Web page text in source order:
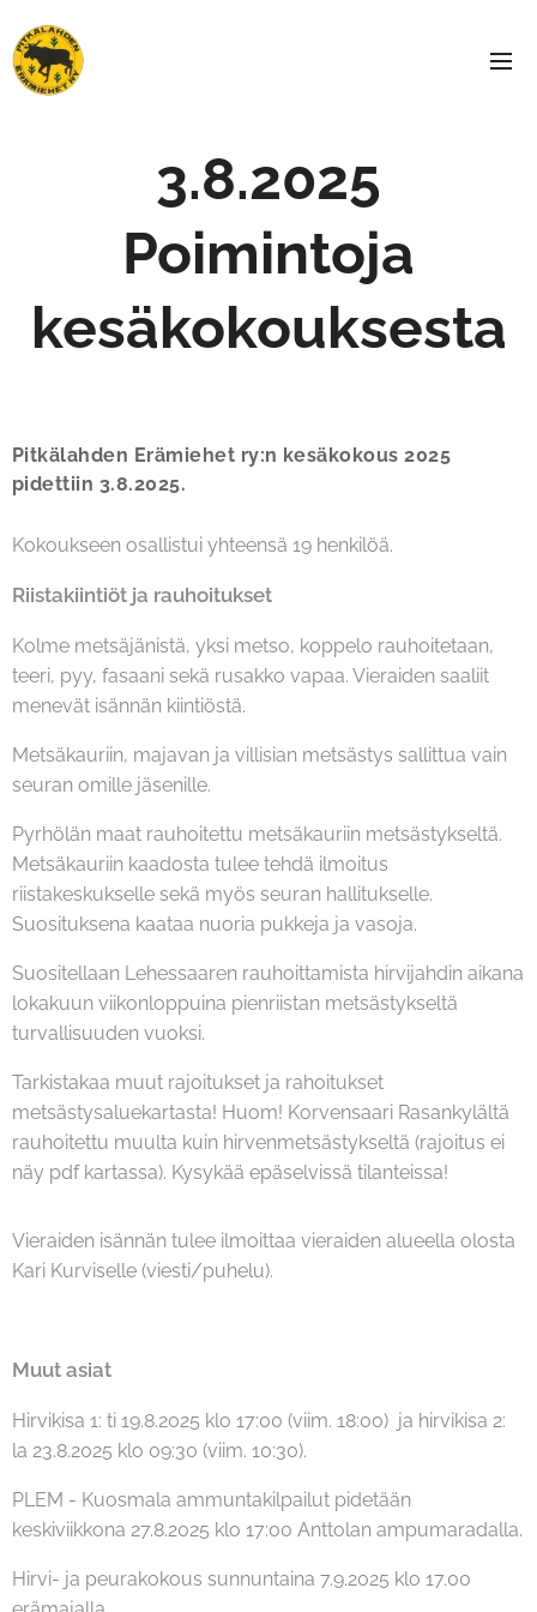
3.8.2025
Poimintoja
kesäkokouksesta
Pitkälahden Erämiehet ry:n kesäkokous 2025
pidettiin 3.8.2025.
Kokoukseen osallistui yhteensä 19 henkilöä.
Riistakiintiöt ja rauhoitukset
Kolme metsäjänistä, yksi metso, koppelo rauhoitetaan,
teeri, pyy, fasaani sekä rusakko vapaa. Vieraiden saaliit
menevät isännän kiintiöstä.
Metsäkauriin, majavan ja villisian metsästys sallittua vain
seuran omille jäsenille.
Pyrhölän maat rauhoitettu metsäkauriin metsästykseltä.
Metsäkauriin kaadosta tulee tehdä ilmoitus
riistakeskukselle sekä myös seuran hallitukselle.
Suosituksena kaataa nuoria pukkeja ja vasoja.
Suositellaan Lehessaaren rauhoittamista hirvijahdin aikana
lokakuun viikonloppuina pienriistan metsästykseltä
turvallisuuden vuoksi.
Tarkistakaa muut rajoitukset ja rahoitukset
metsästysaluekartasta! Huom! Korvensaari Rasankylältä
rauhoitettu muulta kuin hirvenmetsästykseltä (rajoitus ei
näy pdf kartassa). Kysykää epäselvissä tilanteissa!
Vieraiden isännän tulee ilmoittaa vieraiden alueella olosta
Kari Kurviselle (viesti/puhelu).
Muut asiat
Hirvikisa 1: ti 19.8.2025 klo 17:00 (viim. 18:00) ja hirvikisa 2:
la 23.8.2025 klo 09:30 (viim. 10:30).
PLEM - Kuosmala ammuntakilpailut pidetään
keskiviikkona 27.8.2025 klo 17:00 Anttolan ampumaradalla.
Hirvi- ja peurakokous sunnuntaina 7.9.2025 klo 17.00